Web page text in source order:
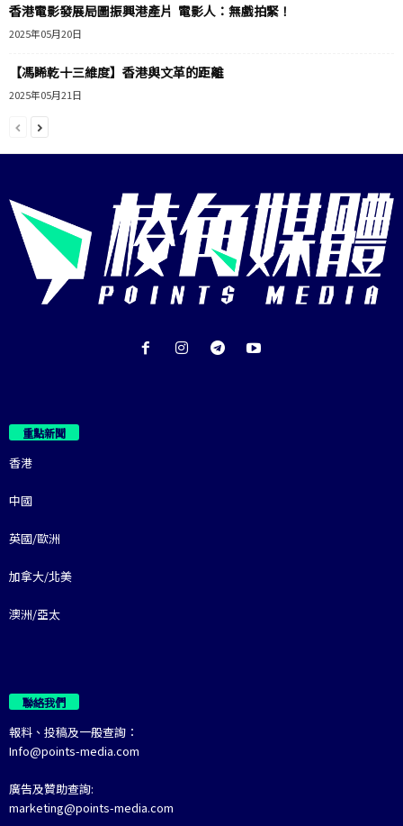
香港電影發展局圖振興港產片 電影人：無戲拍緊！
2025年05月20日
【馮睎乾十三維度】香港與文革的距離
2025年05月21日
重點新聞
香港
中國
英國/歐洲
加拿大/北美
澳洲/亞太
聯絡我們
報料、投稿及一般查詢：
Info@points-media.com
廣告及贊助查詢:
marketing@points-media.com